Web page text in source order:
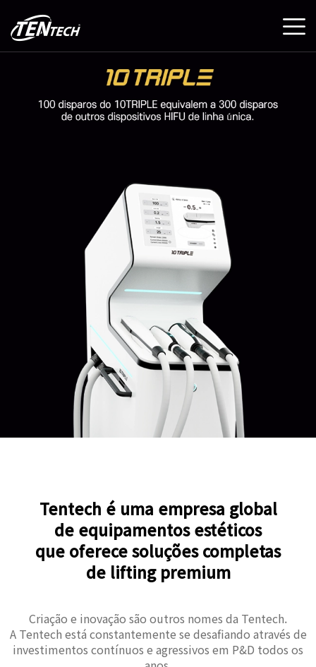
Tentech é uma empresa global
de equipamentos estéticos
que oferece soluções completas
de lifting premium
Criação e inovação são outros nomes da Tentech.
A Tentech está constantemente se desafiando através de
investimentos contínuos e agressivos em P&D todos os